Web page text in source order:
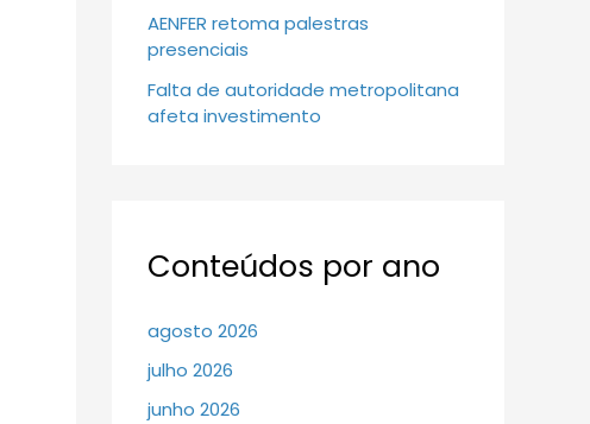
AENFER retoma palestras
presenciais
Falta de autoridade metropolitana
afeta investimento
Conteúdos por ano
agosto 2026
julho 2026
junho 2026